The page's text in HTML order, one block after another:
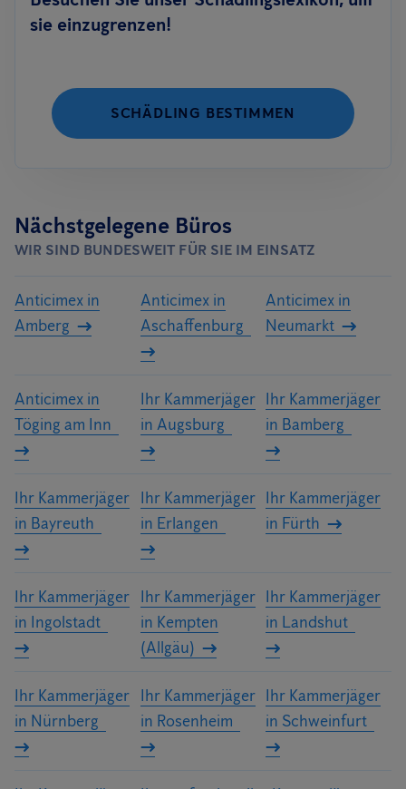
sie einzugrenzen!
SCHÄDLING BESTIMMEN
Nächstgelegene Büros
WIR SIND BUNDESWEIT FÜR SIE IM EINSATZ
Anticimex in
Amberg
Anticimex in
Aschaffenburg
Anticimex in
Neumarkt
Anticimex in
Töging am Inn
Ihr Kammerjäger
in Augsburg
Ihr Kammerjäger
in Bamberg
Ihr Kammerjäger
in Bayreuth
Ihr Kammerjäger
in Erlangen
Ihr Kammerjäger
in Fürth
Ihr Kammerjäger
in Ingolstadt
Ihr Kammerjäger
in Kempten
(Allgäu)
Ihr Kammerjäger
in Landshut
Ihr Kammerjäger
in Nürnberg
Ihr Kammerjäger
in Rosenheim
Ihr Kammerjäger
in Schweinfurt